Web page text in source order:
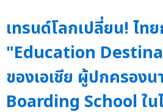
เทรนด์โลกเปลี่ยน! ไท
"Education
ของเอเชีย ผู้ปกครอง
Boarding School ใน